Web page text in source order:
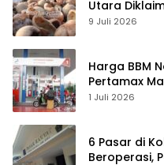
Utara
Peluang
9 Juli 2026
Harga BBM
Pertamax
1 Juli 2026
6 Pasar di
Beroperasi,